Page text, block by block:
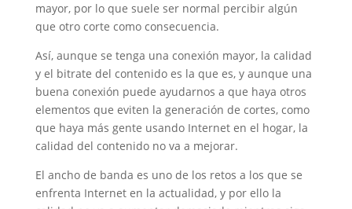
mayor, por lo que suele ser normal percibir algún
que otro corte como consecuencia.
Así, aunque se tenga una conexión mayor, la calidad
y el bitrate del contenido es la que es, y aunque una
buena conexión puede ayudarnos a que haya otros
elementos que eviten la generación de cortes, como
que haya más gente usando Internet en el hogar, la
calidad del contenido no va a mejorar.
El ancho de banda es uno de los retos a los que se
enfrenta Internet en la actualidad, y por ello la